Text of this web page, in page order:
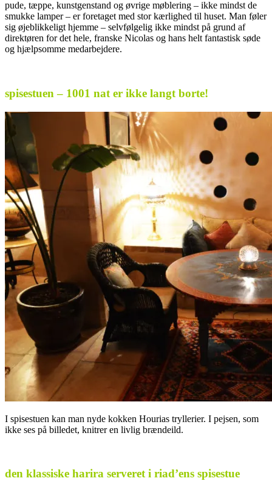
pude, tæppe, kunstgenstand og øvrige møblering – ikke mindst de
smukke lamper – er foretaget med stor kærlighed til huset. Man føler
sig øjeblikkeligt hjemme – selvfølgelig ikke mindst på grund af
direktøren for det hele, franske Nicolas og hans helt fantastisk søde
og hjælpsomme medarbejdere.
spisestuen – 1001 nat er ikke langt borte!
I spisestuen kan man nyde kokken Hourias tryllerier. I pejsen, som
ikke ses på billedet, knitrer en livlig brændeild.
den klassiske harira serveret i riad’ens spisestue